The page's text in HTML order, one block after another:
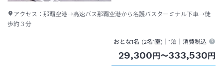
アクセス： 那覇空港→高速バス那覇空港から名護バスターミナル下車→徒
歩約３分
おとな1名 (2名1室)｜1泊 ｜消費税込
29,300円〜333,530円